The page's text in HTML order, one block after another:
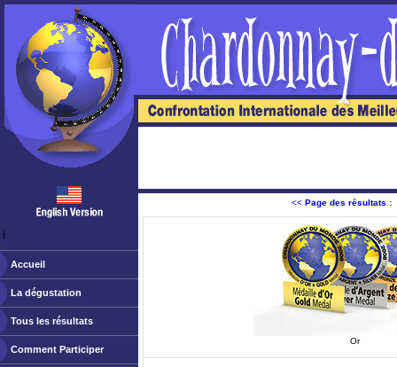
ￂﾠ
Accueil
La dégustation
Tous les résultats
Comment Participer
<< Page des résultats :
Or